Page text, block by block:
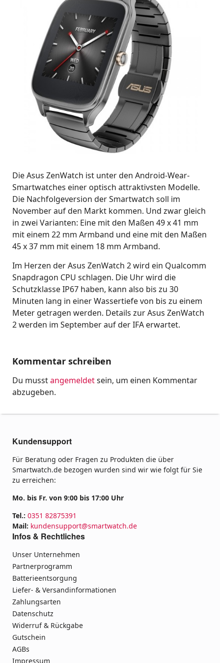
Die Asus ZenWatch ist unter den Android-Wear-
Smartwatches einer optisch attraktivsten Modelle.
Die Nachfolgeversion der Smartwatch soll im
November auf den Markt kommen. Und zwar gleich
in zwei Varianten: Eine mit den Maßen 49 x 41 mm
mit einem 22 mm Armband und eine mit den Maßen
45 x 37 mm mit einem 18 mm Armband.
Im Herzen der Asus ZenWatch 2 wird ein Qualcomm
Snapdragon CPU schlagen. Die Uhr wird die
Schutzklasse IP67 haben, kann also bis zu 30
Minuten lang in einer Wassertiefe von bis zu einem
Meter getragen werden. Details zur Asus ZenWatch
2 werden im September auf der IFA erwartet.
Kommentar schreiben
Du musstangemeldetsein, um einen Kommentar
abzugeben.
Kundensupport
Für Beratung oder Fragen zu Produkten die über
Smartwatch.de bezogen wurden sind wir wie folgt für Sie
zu erreichen:
Mo. bis Fr. von 9:00 bis 17:00 Uhr
Tel.: 0351 82875391
Mail: kundensupport@smartwatch.de
Infos & Rechtliches
Unser Unternehmen
Partnerprogramm
Batterieentsorgung
Liefer- & Versandinformationen
Zahlungsarten
Datenschutz
Widerruf & Rückgabe
Gutschein
AGBs
Impressum